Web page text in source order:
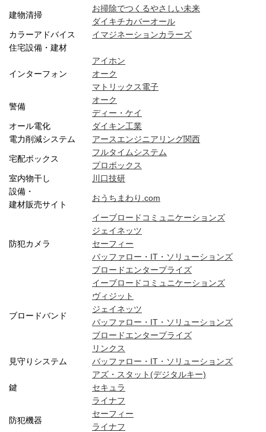
建物清掃
お掃除でつくるやさしい未来
ダイキチカバーオール
カラーアドバイス
イマジネーションカラーズ
住宅設備・建材
インターフォン
アイホン
オーク
マトリックス電子
警備
オーク
ディー・ケイ
オール電化
ダイキン工業
電力削減システム
アースエンジニアリング関西
宅配ボックス
フルタイムシステム
プロボックス
室内物干し
川口技研
設備・
建材販売サイト
おうちまわり.com
防犯カメラ
イーブロードコミュニケーションズ
ジェイネッツ
セーフィー
バッファロー・IT・ソリューションズ
ブロードエンタープライズ
ブロードバンド
イーブロードコミュニケーションズ
ヴィジット
ジェイネッツ
バッファロー・IT・ソリューションズ
ブロードエンタープライズ
リンクス
見守りシステム
バッファロー・IT・ソリューションズ
鍵
アズ・スタット(デジタルキー)
セキュラ
ライナフ
防犯機器
セーフィー
ライナフ